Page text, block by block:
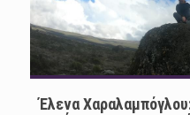
Έλενα